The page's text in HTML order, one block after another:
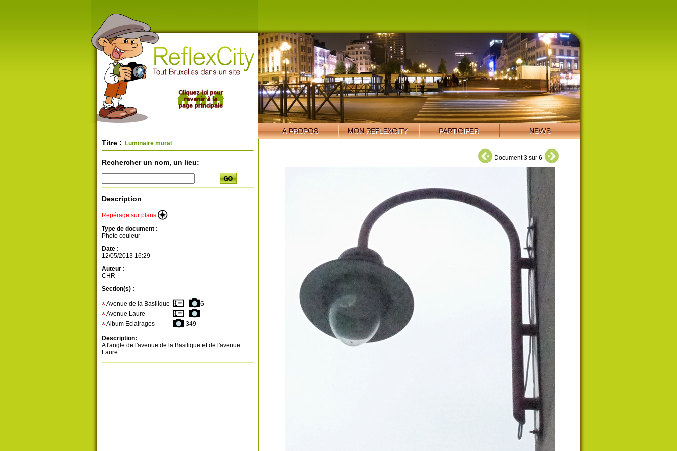
Titre : Luminaire mural
Rechercher un nom, un lieu:
Description
Repérage sur plans
Type de document :
Photo couleur
Date :
12/05/2013 16:29
Auteur :
CHR
Section(s) :
Avenue de la Basilique
6
Avenue Laure
Album Eclairages
349
Description:
A l'angle de l'avenue de la Basilique et de l'avenue
Laure.
Document 3 sur 6